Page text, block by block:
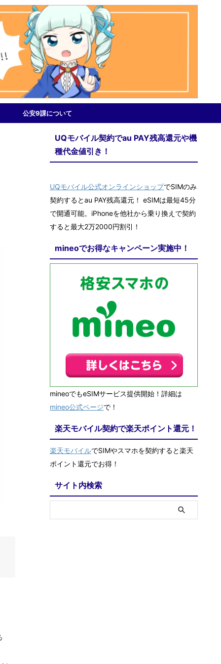
公安9課について
UQモバイル契約でau PAY残高還元や機
種代金値引き！
UQモバイル公式オンラインショップでSIMのみ
契約するとau PAY残高還元！ eSIMは最短45分
で開通可能。iPhoneを他社から乗り換えで契約
すると最大2万2000円割引！
mineoでお得なキャンペーン実施中！
mineoでもeSIMサービス提供開始！詳細は
mineo公式ページで！
楽天モバイル契約で楽天ポイント還元！
楽天モバイルでSIMやスマホを契約すると楽天
ポイント還元でお得！
サイト内検索